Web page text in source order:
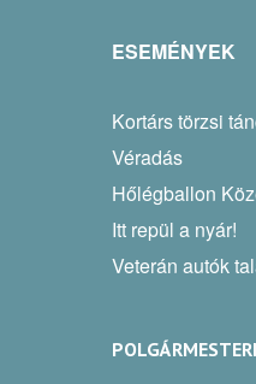
ESEMÉNYEK
Kortárs törzsi
Véradás
Itt repül a nyár!
Veterán autók